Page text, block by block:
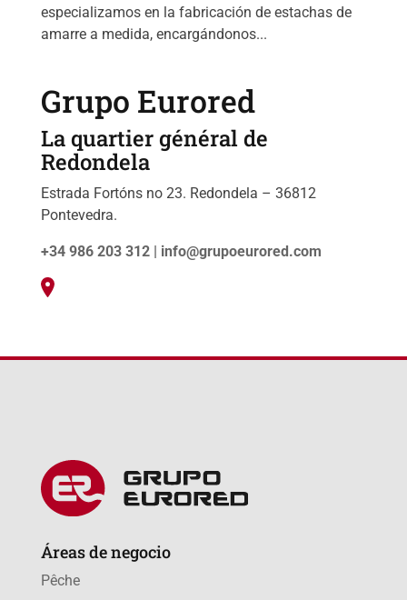
especializamos en la fabricación de estachas de
amarre a medida, encargándonos...
Grupo Eurored
La quartier général de
Redondela
Estrada Fortóns no 23. Redondela – 36812
Pontevedra.
+34 986 203 312 | info@grupoeurored.com
Áreas de negocio
Pêche